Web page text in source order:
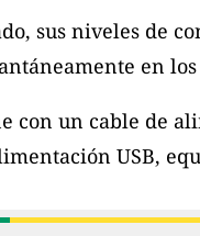
sus niveles de
en
con un cable de
USB,